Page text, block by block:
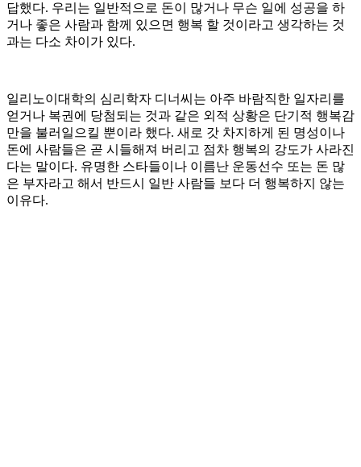
답했다. 우리는 일반적으로 돈이 많거나 무슨 일에 성공을 하
거나 좋은 사람과 함께 있으면 행복 할 것이라고 생각하는 것
과는 다소 차이가 있다.
일리노이대학의 심리학자 디너씨는 아주 바람직한 일자리를
얻거나 복권에 당첨되는 것과 같은 외적 상황은 단기적 행복감
만을 불러일으킬 뿐이라 했다. 새로 갓 차지하게 된 명성이나
돈에 사람들은 곧 시들해져 버리고 점차 행복의 강도가 사라진
다는 말이다. 유명한 스타들이나 이름난 운동선수 또는 돈 많
은 부자라고 해서 반드시 일반 사람들 보다 더 행복하지 않는
이유다.